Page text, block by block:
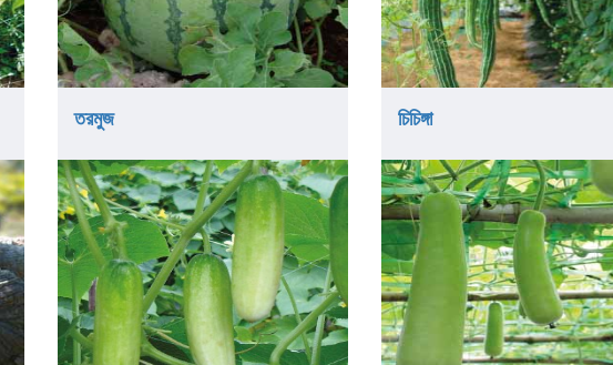
তরমুজ চিচিঙ্গা